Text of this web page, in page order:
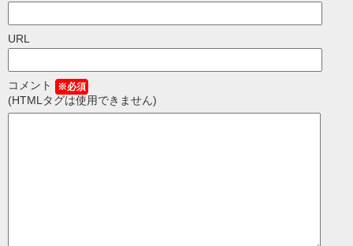
URL
コメント ※必須
(HTMLタグは使用できません)